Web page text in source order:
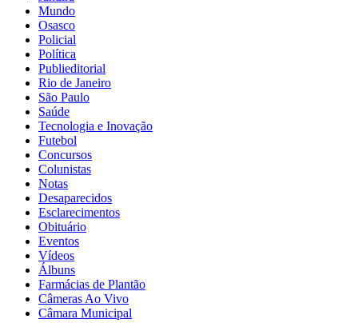
Mundo
Osasco
Policial
Política
Publieditorial
Rio de Janeiro
São Paulo
Saúde
Tecnologia e Inovação
Futebol
Concursos
Colunistas
Notas
Desaparecidos
Esclarecimentos
Obituário
Eventos
Vídeos
Álbuns
Farmácias de Plantão
Câmeras Ao Vivo
Câmara Municipal